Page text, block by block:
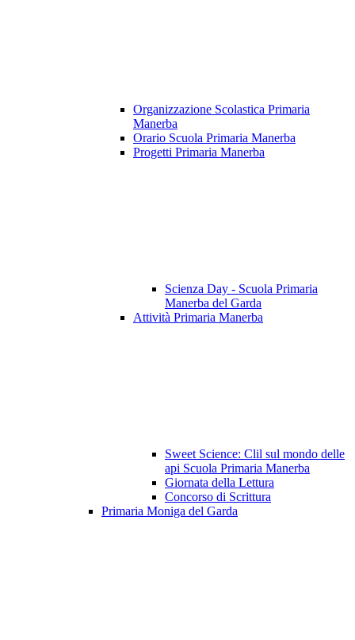
Organizzazione Scolastica Primaria
Manerba
Orario Scuola Primaria Manerba
Progetti Primaria Manerba
Scienza Day - Scuola Primaria
Manerba del Garda
Attività Primaria Manerba
Sweet Science: Clil sul mondo delle
api Scuola Primaria Manerba
Giornata della Lettura
Concorso di Scrittura
Primaria Moniga del Garda